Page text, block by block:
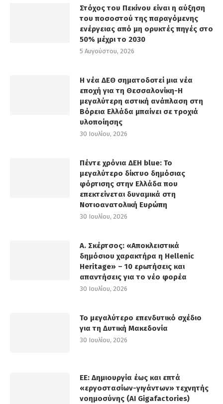
Στόχος του Πεκίνου είναι η αύξηση
του ποσοστού της παραγόμενης
ενέργειας από μη ορυκτές πηγές στο
50% μέχρι το 2030
5 Αυγούστου, 2026
Η νέα ΔΕΘ σηματοδοτεί μια νέα
εποχή για τη Θεσσαλονίκη-Η
μεγαλύτερη αστική ανάπλαση στη
Βόρεια Ελλάδα μπαίνει σε τροχιά
υλοποίησης
30 Ιουλίου, 2026
Πέντε χρόνια ΔΕΗ blue: Το
μεγαλύτερο δίκτυο δημόσιας
φόρτισης στην Ελλάδα που
επεκτείνεται δυναμικά στη
Νοτιοανατολική Ευρώπη
30 Ιουλίου, 2026
Α. Σκέρτσος: «Αποκλειστικά
δημόσιου χαρακτήρα η Hellenic
Heritage» – 10 ερωτήσεις και
απαντήσεις για το νέο φορέα
30 Ιουλίου, 2026
Το μεγαλύτερο επενδυτικό σχέδιο
για τη Δυτική Μακεδονία
30 Ιουλίου, 2026
ΕΕ: Δημιουργία έως και επτά
«εργοστασίων-γιγάντων» τεχνητής
νοημοσύνης (AI Gigafactories)